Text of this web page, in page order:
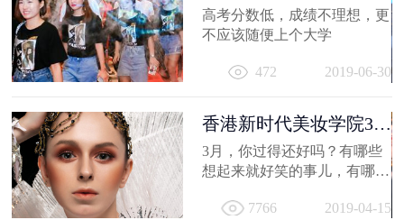
想，更不应...
高考分数低，成绩不理想，更
不应该随便上个大学
472 2019-06-30
香港新时代美妆学院3月
作品选，...
3月，你过得还好吗？有哪些
想起来就好笑的事儿，有哪值
住...
7766 2019-04-15